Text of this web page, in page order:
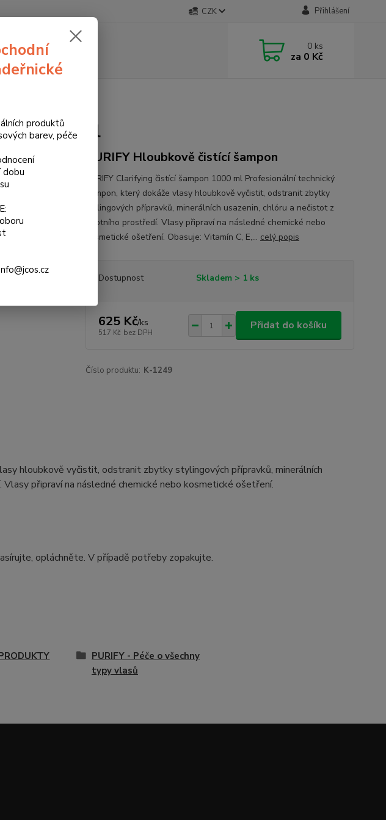
CZK Přihlášení
0 ks
za 0 Kč
1000 ml
1000 ml
PURIFY Hloubkově čistící šampon
PURIFY Clarifying čistící šampon 1000 ml Profesionální technický
šampon, který dokáže vlasy hloubkově vyčistit, odstranit zbytky
stylingových přípravků, minerálních usazenin, chlóru a nečistot z
životního prostředí. Vlasy připraví na následné chemické nebo
kosmetické ošetření. Obasuje: Vitamín C, E,... celý popis
Dostupnost Skladem > 1 ks
625 Kč/ks
517 Kč bez DPH
Přidat do košíku
Číslo produktu: K-1249
hloubkově vyčistit, odstranit zbytky stylingových přípravků, minerálních
připraví na následné chemické nebo kosmetické ošetření.
opláchněte. V případě potřeby zopakujte.
PURIFY - Péče o všechny
typy vlasů
produktů
barev, péče
dobu